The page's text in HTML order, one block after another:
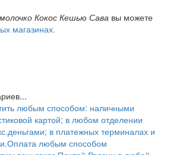
Кокос Кешью Сава вы можете
магазинах.
любым способом: наличными
картой; в любом отделении
в платежных терминалах и
Оплата любым способом